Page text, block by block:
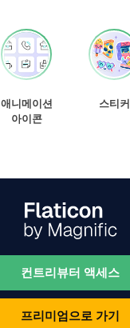
애니메이션
아이콘
스티커
컨트리뷰터 액세스
프리미엄으로 가기